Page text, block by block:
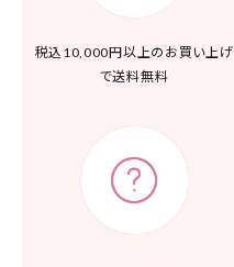
税込10,000円以上の お買い上げ
で送料無料